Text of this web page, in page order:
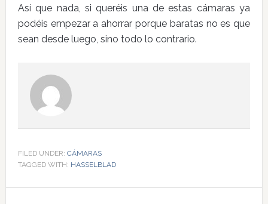
Así que nada, si queréis una de estas cámaras ya
podéis empezar a ahorrar porque baratas no es que
sean desde luego, sino todo lo contrario.
FILED UNDER: CÁMARAS
TAGGED WITH: HASSELBLAD